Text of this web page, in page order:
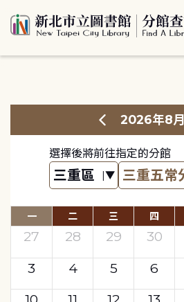
2026年8月
選擇後將前往指定的分館
一 二 三 四
27 28 29 30
3
4 5 6